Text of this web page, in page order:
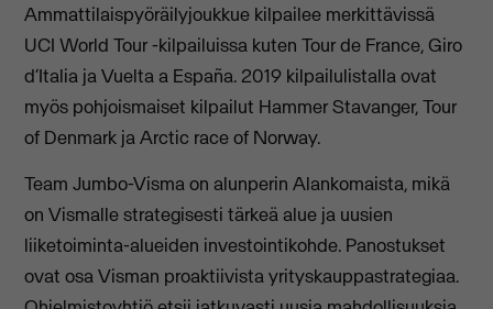
Ammattilaispyöräilyjoukkue kilpailee merkittävissä
UCI World Tour -kilpailuissa kuten Tour de France, Giro
d’Italia ja Vuelta a España. 2019 kilpailulistalla ovat
myös pohjoismaiset kilpailut Hammer Stavanger, Tour
of Denmark ja Arctic race of Norway.
Team Jumbo-Visma on alunperin Alankomaista, mikä
on Vismalle strategisesti tärkeä alue ja uusien
liiketoiminta-alueiden investointikohde. Panostukset
ovat osa Visman proaktiivista yrityskauppastrategiaa.